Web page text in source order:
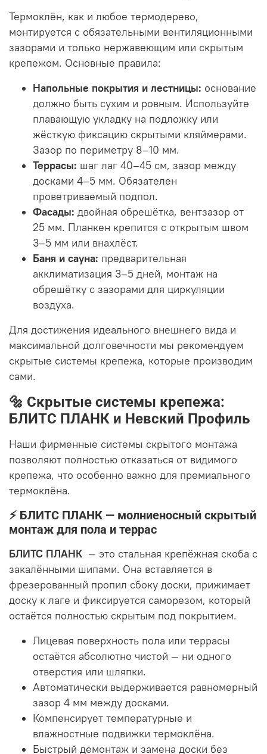
Термоклён, как и любое термодерево,
монтируется с обязательными вентиляционными
зазорами и только нержавеющим или скрытым
крепежом. Основные правила:
Напольные покрытия и лестницы: основание
должно быть сухим и ровным. Используйте
плавающую укладку на подложку или
жёсткую фиксацию скрытыми кляймерами.
Зазор по периметру 8–10 мм.
Террасы: шаг лаг 40–45 см, зазор между
досками 4–5 мм. Обязателен
проветриваемый подпол.
Фасады: двойная обрешётка, вентзазор от
25 мм. Планкен крепится с открытым швом
3–5 мм или внахлёст.
Баня и сауна: предварительная
акклиматизация 3–5 дней, монтаж на
обрешётку с зазорами для циркуляции
воздуха.
Для достижения идеального внешнего вида и
максимальной долговечности мы рекомендуем
скрытые системы крепежа, которые производим
сами.
🔩 Скрытые системы крепежа:
БЛИТС ПЛАНК и Невский Профиль
Наши фирменные системы скрытого монтажа
позволяют полностью отказаться от видимого
крепежа, что особенно важно для премиального
термоклёна.
⚡ БЛИТС ПЛАНК — молниеносный скрытый
монтаж для пола и террас
БЛИТС ПЛАНК — это стальная крепёжная скоба с
закалёнными шипами. Она вставляется в
фрезерованный пропил сбоку доски, прижимает
доску к лаге и фиксируется саморезом, который
остаётся полностью скрытым под покрытием.
Лицевая поверхность пола или террасы
остаётся абсолютно чистой — ни одного
отверстия или шляпки.
Автоматически выдерживается равномерный
зазор 4 мм между досками.
Компенсирует температурные и
влажностные подвижки термоклёна.
Быстрый демонтаж и замена доски без